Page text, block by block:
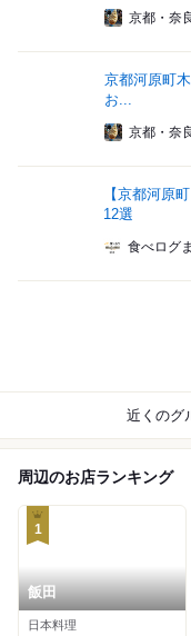
京都・奈
京都河原町
お...
京都・奈
【京都河原
12選
食べログ
近くのグ
周辺のお店ランキング
1
飯田
日本料理